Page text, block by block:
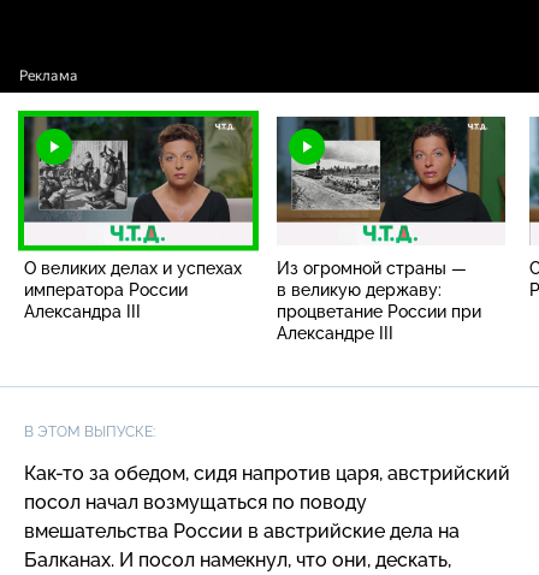
О великих делах и успехах
императора России
Александра III
Из огромной страны —
в великую державу:
процветание России при
Александре III
В ЭТОМ ВЫПУСКЕ:
Как-то за обедом, сидя напротив царя, австрийский
посол начал возмущаться по поводу
вмешательства России в австрийские дела на
Балканах. И посол намекнул, что они, дескать,